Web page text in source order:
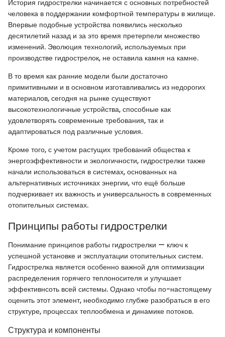
История гидрострелки начинается с основных потребностей
человека в поддержании комфортной температуры в жилище.
Впервые подобные устройства появились несколько
десятилетий назад и за это время претерпели множество
изменений. Эволюция технологий, используемых при
производстве гидрострелок, не оставила камня на камне.
В то время как ранние модели были достаточно
примитивными и в основном изготавливались из недорогих
материалов, сегодня на рынке существуют
высокотехнологичные устройства, способные как
удовлетворять современные требования, так и
адаптироваться под различные условия.
Кроме того, с учетом растущих требований общества к
энергоэффективности и экологичности, гидрострелки также
начали использоваться в системах, основанных на
альтернативных источниках энергии, что ещё больше
подчеркивает их важность и универсальность в современных
отопительных системах.
Принципы работы гидрострелки
Понимание принципов работы гидрострелки — ключ к
успешной установке и эксплуатации отопительных систем.
Гидрострелка является особенно важной для оптимизации
распределения горячего теплоносителя и улучшает
эффективнсоть всей системы. Однако чтобы по-настоящему
оценить этот элемент, необходимо глубже разобраться в его
структуре, процессах теплообмена и динамике потоков.
Структура и компоненты